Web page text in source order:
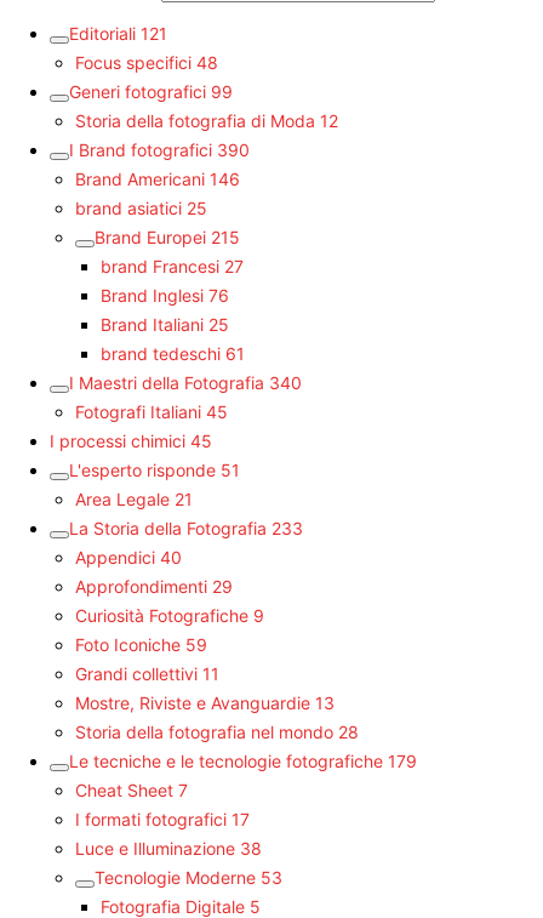
Editoriali 121
Focus specifici 48
Generi fotografici 99
Storia della fotografia di Moda 12
I Brand fotografici 390
Brand Americani 146
brand asiatici 25
Brand Europei 215
brand Francesi 27
Brand Inglesi 76
Brand Italiani 25
brand tedeschi 61
I Maestri della Fotografia 340
Fotografi Italiani 45
I processi chimici 45
L'esperto risponde 51
Area Legale 21
La Storia della Fotografia 233
Appendici 40
Approfondimenti 29
Curiosità Fotografiche 9
Foto Iconiche 59
Grandi collettivi 11
Mostre, Riviste e Avanguardie 13
Storia della fotografia nel mondo 28
Le tecniche e le tecnologie fotografiche 179
Cheat Sheet 7
I formati fotografici 17
Luce e Illuminazione 38
Tecnologie Moderne 53
Fotografia Digitale 5